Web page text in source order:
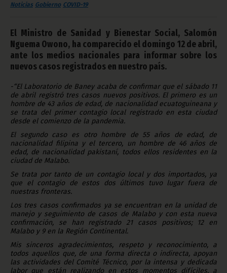
Noticias Gobierno COVID-19
El Ministro de Sanidad y Bienestar Social, Salomón
Nguema Owono, ha comparecido el domingo 12 de abril,
ante los medios nacionales para informar sobre los
nuevos casos registrados en nuestro país.
-“El Laboratorio de Baney acaba de confirmar que el sábado 11
de abril registró tres casos nuevos positivos. El primero es un
hombre de 43 años de edad, de nacionalidad ecuatoguineana y
se trata del primer contagio local registrado en esta ciudad
desde el comienzo de la pandemia.
El segundo caso es otro hombre de 55 años de edad, de
nacionalidad filipina y el tercero, un hombre de 46 años de
edad, de nacionalidad pakistaní, todos ellos residentes en la
ciudad de Malabo.
Se trata por tanto de un contagio local y dos importados, ya
que el contagio de estos dos últimos tuvo lugar fuera de
nuestras fronteras.
Los tres casos confirmados ya se encuentran en la unidad de
manejo y seguimiento de casos de Malabo y con esta nueva
confirmación, se han registrado 21 casos positivos; 12 en
Malabo y 9 en la Región Continental.
Mis sinceros agradecimientos, respeto y reconocimiento, a
todos aquellos que, de una forma directa o indirecta, apoyan
las actividades del Comité Técnico, por la intensa y dedicada
labor que están realizando en estos momentos difíciles, a